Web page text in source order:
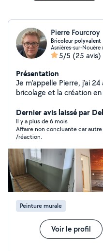
Pierre Fourcroy
Bricoleur polyvalent
Asnières-sur-Nouère
5/5 (25 avis)
Présentation
Je m'appelle Pierre, j'ai 24
bricolage et la création
travaux du quotidien. Je
également véhiculé.
Dernier avis laissé par
Il y a plus de 6 mois
Affaire non concluante car
/réaction.
Peinture murale
Voir le profil